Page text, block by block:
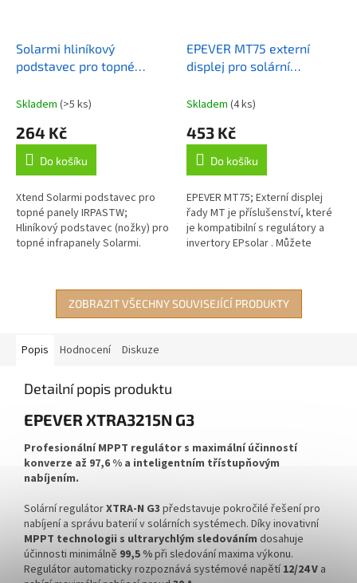
Solarmi hliníkový
podstavec pro topné
Skladem (>5 ks)
264 Kč
Do košíku
Xtend Solarmi podstavec pro
topné panely IRPASTW;
Hliníkový podstavec (nožky) pro
topné infrapanely Solarmi.
EPEVER MT75 externí
displej pro solární
EPEVER/EPever
Skladem (4 ks)
453 Kč
Do košíku
EPEVER MT75; Externí displej
řady MT je příslušenství, které
je kompatibilní s regulátory a
invertory EPsolar . Můžete
ZOBRAZIT VŠECHNY SOUVISEJÍCÍ PRODUKTY
Popis Hodnocení Diskuze
Detailní popis produktu
EPEVER XTRA3215N G3
Profesionální MPPT regulátor s maximální účinností
konverze až 97,6 % a inteligentním třístupňovým
nabíjením.
Solární regulátorXTRA-N G3 představuje pokročilé řešení pro
nabíjení a správu baterií v solárních systémech. Díky inovativní
MPPT technologii s ultrarychlým sledováním dosahuje
účinnosti minimálně 99,5 %při sledování maxima výkonu.
Regulátor automaticky rozpoznává systémové napětí 12/24 V a